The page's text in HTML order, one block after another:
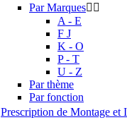
Par Marques 
A - E
F J
K - O
P - T
U - Z
Par thème
Par fonction
Prescription de Montage et